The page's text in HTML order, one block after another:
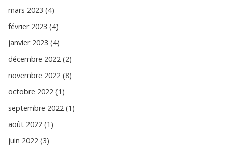
mars 2023 (4)
février 2023 (4)
janvier 2023 (4)
décembre 2022 (2)
novembre 2022 (8)
octobre 2022 (1)
septembre 2022 (1)
août 2022 (1)
juin 2022 (3)